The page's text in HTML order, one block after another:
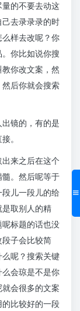
的不要去动这
去录录录的时
样去改呢？你
你比如说你搜
你改文案，然
后你就会搜索
镜的，有的是
。
来之后在这个
。然后呢等于
儿一段儿的给
取别人的精
标题的话也没
子会比较简
呢？搜索关键
会琼是不是你
会很多的文案
比较好的一段